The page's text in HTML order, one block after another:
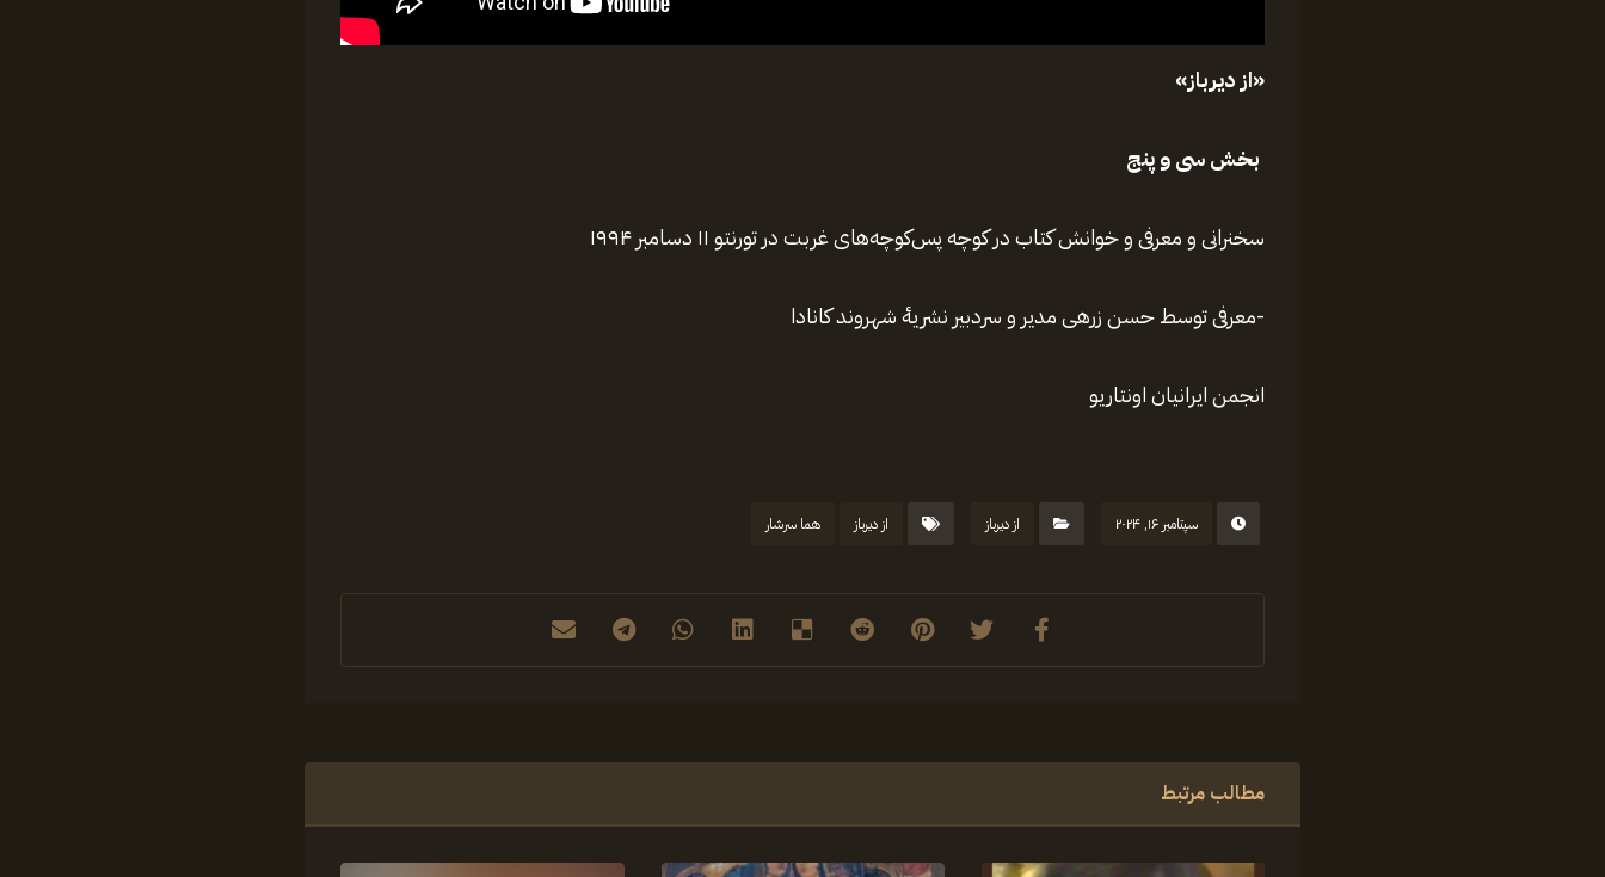
سخنرانی و معرفی و خوانش کتاب در کوچه‌ پس‌کوچه‌های غربت در تورنتو ۱۱ دسامبر ۱۹۹۴
-معرفی توسط حسن زرهی مدیر و‌ سردبیر نشریهٔ شهروند کانادا
انجمن ایرانیان اونتاریو
سپتامبر ۱۶, ۲۰۲۴ از دیرباز از دیرباز هما سرشار
مطالب مرتبط